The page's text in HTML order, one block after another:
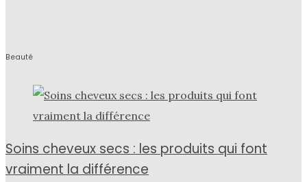
Beauté
Soins cheveux secs : les produits qui font
vraiment la différence